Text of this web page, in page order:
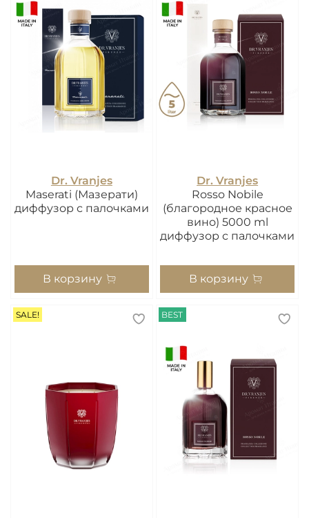
Dr. Vranjes
Maserati (Мазерати)
диффузор с палочками
В корзину
Dr. Vranjes
Rosso Nobile
(благородное красное
вино) 5000 ml
диффузор с палочками
В корзину
SALE! BEST